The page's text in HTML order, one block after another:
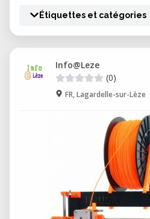
Étiquettes et catégories
Info@Leze
(0)
FR, Lagardelle-sur-Lèze